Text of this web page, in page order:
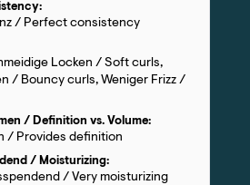
/ Perfect consistency
Locken / Soft curls,
/ Bouncy curls, Weniger Frizz /
/ Definition vs. Volume:
/ Provides definition
/ Moisturizing:
/ Very moisturizing